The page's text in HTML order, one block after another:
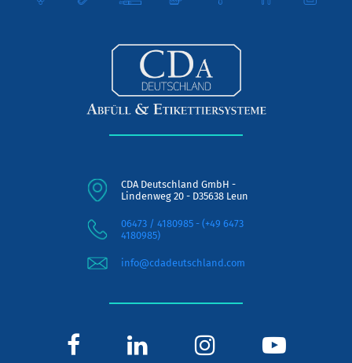
CDA Deutschland GmbH -
Lindenweg 20 - D35638 Leun
06473 / 4180985 - (+49 6473
4180985)
info@cdadeutschland.com